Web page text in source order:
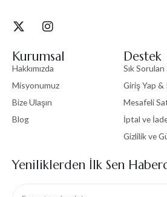
Kurumsal
Hakkımızda
Misyonumuz
Bize Ulaşın
Blog
Destek
Sık
Giriş Yap &
Mesafeli
İptal ve
Gizlilik ve
Yeniliklerden İlk Sen